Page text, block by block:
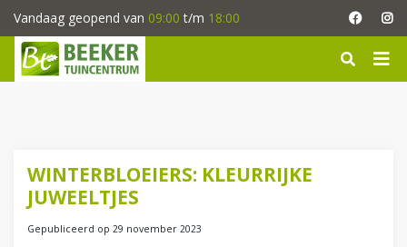
a
Vandaag geopend van 09:00 t/m 18:00
WINTERBLOEIERS: KLEURRIJKE
JUWEELTJES
Gepubliceerd op 29 november 2023